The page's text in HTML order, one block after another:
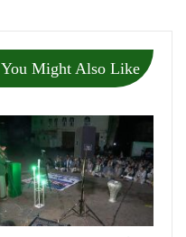
You Might Also Like